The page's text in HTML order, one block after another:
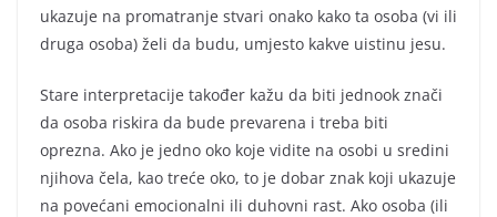
ukazuje na promatranje stvari onako kako ta osoba (vi ili
druga osoba) želi da budu, umjesto kakve uistinu jesu.
Stare interpretacije također kažu da biti jednook znači
da osoba riskira da bude prevarena i treba biti
oprezna. Ako je jedno oko koje vidite na osobi u sredini
njihova čela, kao treće oko, to je dobar znak koji ukazuje
na povećani emocionalni ili duhovni rast. Ako osoba (ili